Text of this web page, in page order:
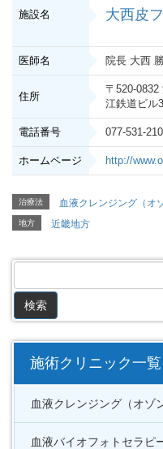
施設名 大西皮
医師名 院長 大西
住所
〒520-0832
江鉄道ビル
電話番号 077-531-
ホームページ http://
治療法 血液クレンジング（オ
地方 近畿地方
施術クリニック一覧
血液クレンジング（オゾ
血液バイオフォトセラピ